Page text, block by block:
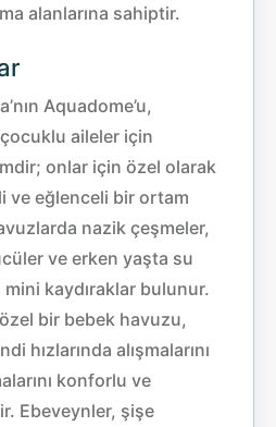
alanlarına sahiptir.
Aquadome’u,
aileler için
onlar için özel olarak
ve eğlenceli bir ortam
nazik çeşmeler,
ve erken yaşta su
kaydıraklar bulunur.
bir bebek havuzu,
hızlarında alışmalarını
konforlu ve
Ebeveynler, şişe